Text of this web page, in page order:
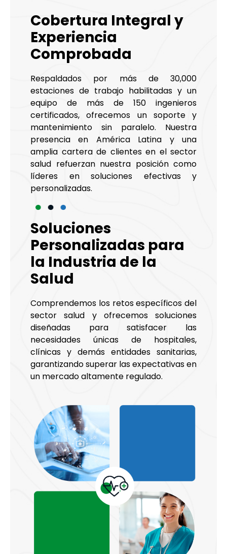
Cobertura Integral y
Experiencia
Comprobada
Respaldados por más de 30,000
estaciones de trabajo habilitadas y un
equipo de más de 150 ingenieros
certificados, ofrecemos un soporte y
mantenimiento sin paralelo. Nuestra
presencia en América Latina y una
amplia cartera de clientes en el sector
salud refuerzan nuestra posición como
líderes en soluciones efectivas y
personalizadas.
Soluciones
Personalizadas para
la Industria de la
Salud
Comprendemos los retos específicos del
sector salud y ofrecemos soluciones
diseñadas para satisfacer las
necesidades únicas de hospitales,
clínicas y demás entidades sanitarias,
garantizando superar las expectativas en
un mercado altamente regulado.